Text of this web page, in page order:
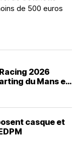
de 500 euros
2026
du Mans en
casque et